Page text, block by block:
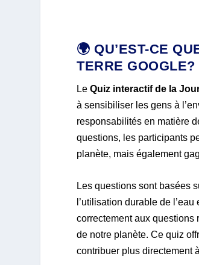
🌍 QU’EST-CE
TERRE GOOGLE?
LeQuiz interactif de la
à sensibiliser les gens à
responsabilités en matière
questions, les participants
planète, mais également
Les questions sont basées
l’utilisation durable de
correctement aux questions
de notre planète. Ce quiz
contribuer plus directement